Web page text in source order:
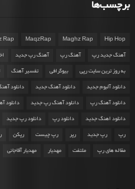
برچسب‌ها
Hip Hop
Maghz Rap
MaqzRap
Rap
آهنگ جدید رپ آهنگ رپ آهنگ رپ جدید
به روز ترین سایت رپی بیوگرافی تفسیر آهنگ
دانلود آلبوم جدید دانلود آهنگ جدید دانلود
دانلود آهنگ رپ دانلود آهنگ رپ جدید دانلود
دانلود اهنگ جدید دانلود رپ دانلود رپ جدید
رپ رپ جدید رپر رپ چیست رپکن
مقاله های رپ ملتفت مهدیار مهدیار آقاجانی